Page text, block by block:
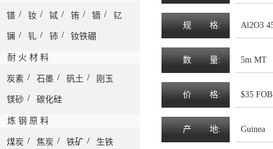
镨 / 钕 / 铽 / 铕 / 镝 / 钇
镧 / 钆 / 铈 / 钕铁硼
耐 火 材 料
炭素 / 石墨 / 矾土 / 刚玉
镁砂 / 碳化硅
炼 钢 原 料
煤炭 / 焦炭 / 铁矿 / 生铁
规 格: Al2O3
数 量: 5m MT
价 格: $35 FOB
产 地: Guinea